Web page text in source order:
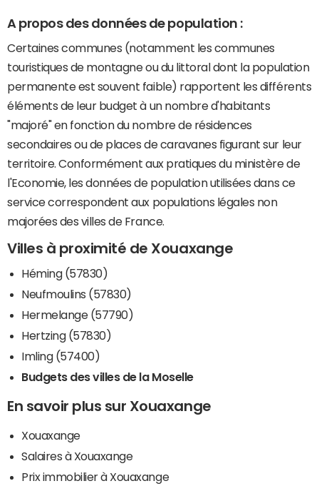
A propos des données de population :
Certaines communes (notamment les communes
touristiques de montagne ou du littoral dont la population
permanente est souvent faible) rapportent les différents
éléments de leur budget à un nombre d'habitants
"majoré" en fonction du nombre de résidences
secondaires ou de places de caravanes figurant sur leur
territoire. Conformément aux pratiques du ministère de
l'Economie, les données de population utilisées dans ce
service correspondent aux populations légales non
majorées des villes de France.
Villes à proximité de Xouaxange
Héming (57830)
Neufmoulins (57830)
Hermelange (57790)
Hertzing (57830)
Imling (57400)
Budgets des villes de la Moselle
En savoir plus sur Xouaxange
Xouaxange
Salaires à Xouaxange
Prix immobilier à Xouaxange